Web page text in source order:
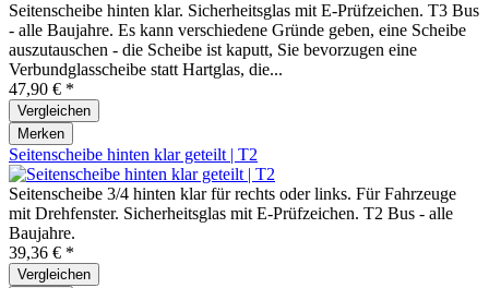
Seitenscheibe hinten klar. Sicherheitsglas mit E-Prüfzeichen. T3 Bus
- alle Baujahre. Es kann verschiedene Gründe geben, eine Scheibe
auszutauschen - die Scheibe ist kaputt, Sie bevorzugen eine
Verbundglasscheibe statt Hartglas, die...
47,90 € *
Vergleichen
Merken
Seitenscheibe hinten klar geteilt | T2
Seitenscheibe 3/4 hinten klar für rechts oder links. Für Fahrzeuge
mit Drehfenster. Sicherheitsglas mit E-Prüfzeichen. T2 Bus - alle
Baujahre.
39,36 € *
Vergleichen